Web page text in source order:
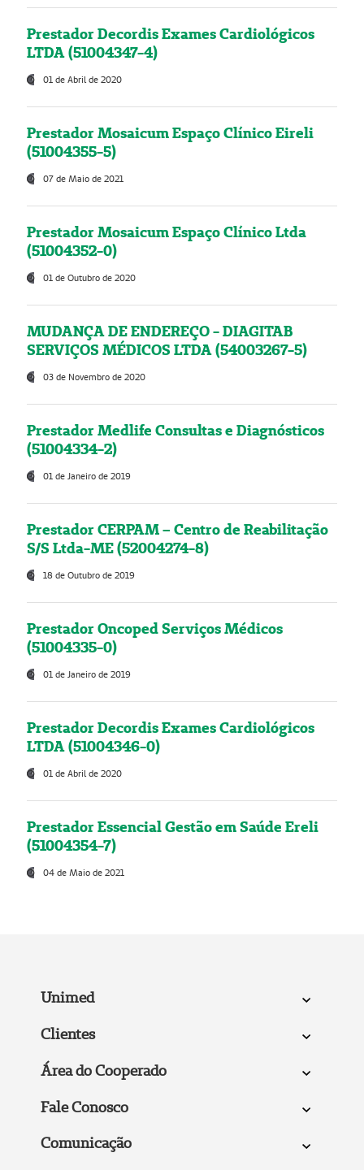
Prestador Decordis Exames Cardiológicos
LTDA (51004347-4)
01 de Abril de 2020
Prestador Mosaicum Espaço Clínico Eireli
(51004355-5)
07 de Maio de 2021
Prestador Mosaicum Espaço Clínico Ltda
(51004352-0)
01 de Outubro de 2020
MUDANÇA DE ENDEREÇO - DIAGITAB
SERVIÇOS MÉDICOS LTDA (54003267-5)
03 de Novembro de 2020
Prestador Medlife Consultas e Diagnósticos
(51004334-2)
01 de Janeiro de 2019
Prestador CERPAM – Centro de Reabilitação
S/S Ltda-ME (52004274-8)
18 de Outubro de 2019
Prestador Oncoped Serviços Médicos
(51004335-0)
01 de Janeiro de 2019
Prestador Decordis Exames Cardiológicos
LTDA (51004346-0)
01 de Abril de 2020
Prestador Essencial Gestão em Saúde Ereli
(51004354-7)
04 de Maio de 2021
Unimed
Clientes
Área do Cooperado
Fale Conosco
Comunicação